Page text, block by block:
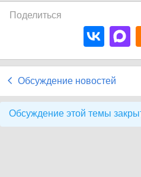
Поделиться
Обсуждение новостей
Обсуждение этой темы